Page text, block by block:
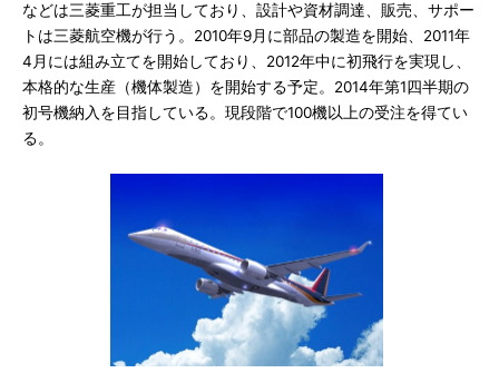
などは三菱重工が担当しており、設計や資材調達、販売、サポー
トは三菱航空機が行う。2010年9月に部品の製造を開始、2011年
4月には組み立てを開始しており、2012年中に初飛行を実現し、
本格的な生産（機体製造）を開始する予定。2014年第1四半期の
初号機納入を目指している。現段階で100機以上の受注を得てい
る。